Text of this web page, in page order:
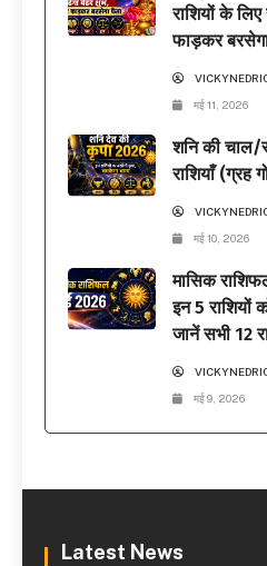
राशियों के
फाड़कर
मई 11, 2026
शनि की चाल/
राशियाँ (ग्रह
मई 10, 2026
मासिक
इन 5 राशियों
जानें सभी 12
मई 9, 2026
Latest News